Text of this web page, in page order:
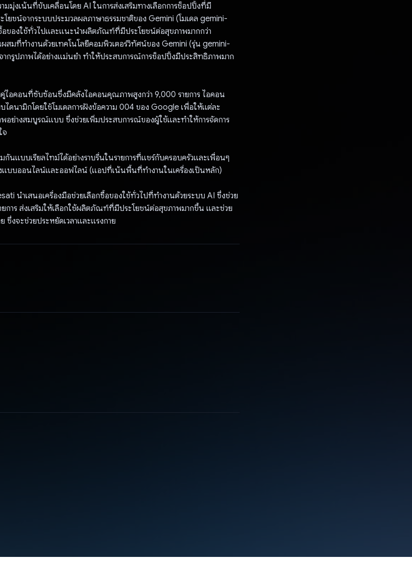
มมุ่งเน้นที่ขับเคลื่อนโดย AI ในการส่งเสริมทางเลือกการช็อปปิ้งที่มี
ยชน์จากระบบประมวลผลภาษาธรรมชาติของ Gemini (โมเดล gemini-
ซื้อของใช้ทั่วไปและแนะนำผลิตภัณฑ์ที่มีประโยชน์ต่อสุขภาพมากกว่า
สมที่ทำงานด้วยเทคโนโลยีคอมพิวเตอร์วิทัศน์ของ Gemini (รุ่น gemini-
ากรูปภาพได้อย่างแม่นยำ ทำให้ประสบการณ์การช็อปปิ้งมีประสิทธิภาพมาก
คู่ไอคอนที่ซับซ้อนซึ่งมีคลังไอคอนคุณภาพสูงกว่า 9,000 รายการ ไอคอน
นามิกโดยใช้โมเดลการฝังข้อความ 004 ของ Google เพื่อให้แต่ละ
พอย่างสมบูรณ์แบบ ซึ่งช่วยเพิ่มประสบการณ์ของผู้ใช้และทำให้การจัดการ
จ
กันแบบเรียลไทม์ได้อย่างราบรื่นในรายการที่แชร์กับครอบครัวและเพื่อนๆ
แบบออนไลน์และออฟไลน์ (แอปที่เน้นพื้นที่ทำงานในเครื่องเป็นหลัก)
นำเสนอเครื่องมือช่วยเลือกซื้อของใช้ทั่วไปที่ทำงานด้วยระบบ AI ซึ่งช่วย
ยการ ส่งเสริมให้เลือกใช้ผลิตภัณฑ์ที่มีประโยชน์ต่อสุขภาพมากขึ้น และช่วย
ซึ่งจะช่วยประหยัดเวลาและแรงกาย